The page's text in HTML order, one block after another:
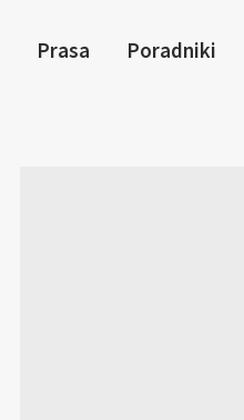
Prasa Poradniki